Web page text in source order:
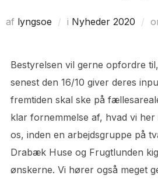
af lyngsoe i Nyheder 2020
Bestyrelsen vil gerne opfordre
senest den 16/10 giver deres
fremtiden skal ske på
klar fornemmelse af, hvad vi
os, inden en arbejdsgruppe på
Drabæk Huse og Frugtlunden
ønskerne. Vi hører også meget